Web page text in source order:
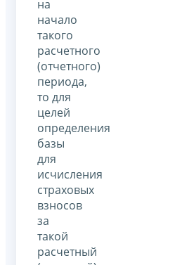
на
начало
такого
расчетного
(отчетного)
периода,
то для
целей
определения
базы
для
исчисления
страховых
взносов
за
такой
расчетный